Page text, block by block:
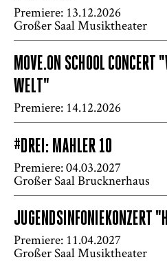
Premiere: 13.12.2026
Großer Saal Musiktheater
MOVE.ON SCHOOL
WELT"
Premiere: 14.12.2026
#DREI: MAHLER 10
Premiere: 04.03.2027
Großer Saal Brucknerhaus
JUGENDSINFONIEKONZERT
Premiere: 11.04.2027
Großer Saal Musiktheater